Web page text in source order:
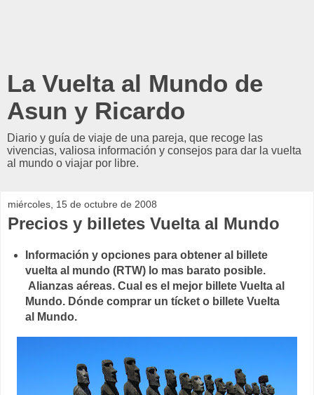
La Vuelta al Mundo de
Asun y Ricardo
Diario y guía de viaje de una pareja, que recoge las
vivencias, valiosa información y consejos para dar la vuelta
al mundo o viajar por libre.
miércoles, 15 de octubre de 2008
Precios y billetes Vuelta al Mundo
Información y opciones para obtener al billete
vuelta al mundo (RTW) lo mas barato posible.
Alianzas aéreas. Cual es el mejor billete Vuelta al
Mundo. Dónde comprar un tícket o billete Vuelta
al Mundo.